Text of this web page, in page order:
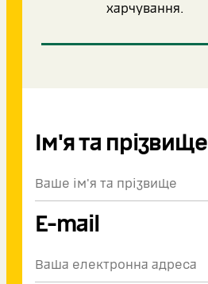
харчування.
Ім'я та прізвище
E-mail